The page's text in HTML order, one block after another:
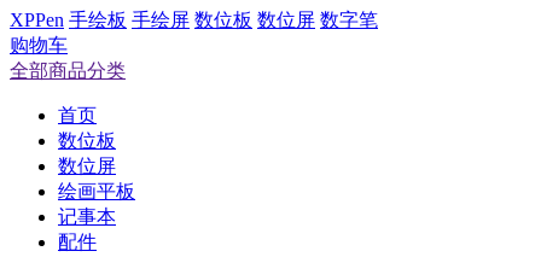
XPPen 手绘板 手绘屏 数位板 数位屏 数字笔
购物车
全部商品分类
首页
数位板
数位屏
绘画平板
记事本
配件